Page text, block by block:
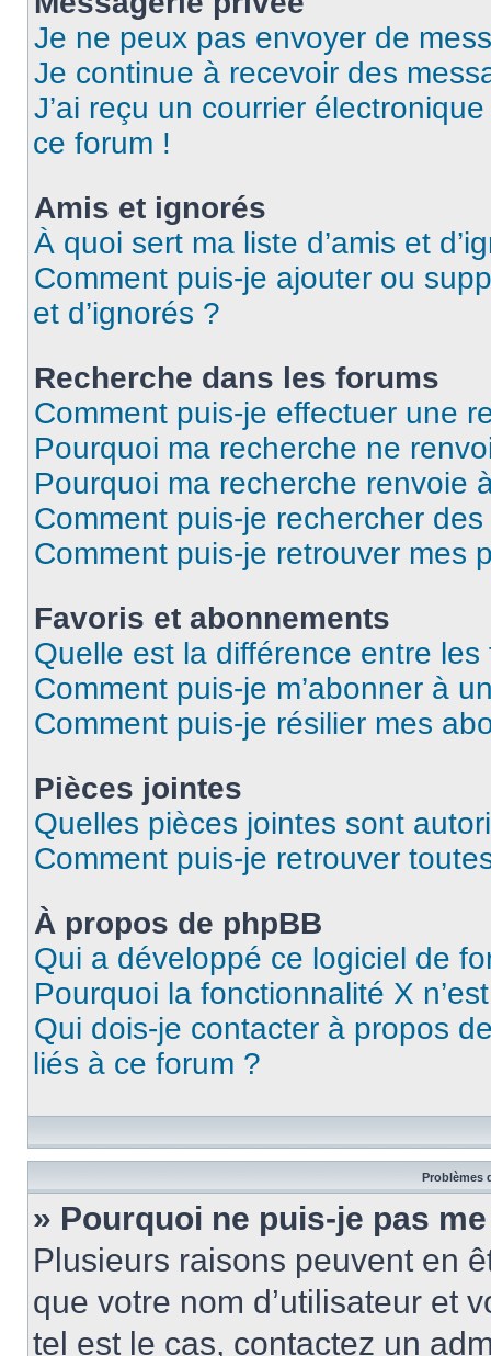
Je ne peux pas envoyer de
Je continue à recevoir des
J’ai reçu un courrier
ce forum !
Amis et ignorés
À quoi sert ma liste d’amis et
Comment puis-je ajouter ou
et d’ignorés ?
Recherche dans les forums
Comment puis-je effectuer une
Pourquoi ma recherche ne
Pourquoi ma recherche renvoie
Comment puis-je rechercher
Comment puis-je retrouver mes
Favoris et abonnements
Quelle est la différence entre
Comment puis-je m’abonner à
Comment puis-je résilier mes
Pièces jointes
Quelles pièces jointes sont
Comment puis-je retrouver
À propos de phpBB
Qui a développé ce logiciel de
Pourquoi la fonctionnalité X
Qui dois-je contacter à propos
liés à ce forum ?
Problèmes
» Pourquoi ne puis-je pas
Plusieurs raisons peuvent en
que votre nom d’utilisateur et
tel est le cas, contactez un